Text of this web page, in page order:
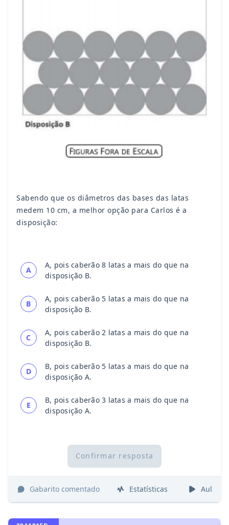
Sabendo que os diâmetros das bases das latas
medem 10 cm, a melhor opção para Carlos é a
disposição:
A
A, pois caberão 8 latas a mais do que na
disposição B.
B
A, pois caberão 5 latas a mais do que na
disposição B.
C
A, pois caberão 2 latas a mais do que na
disposição B.
D
B, pois caberão 5 latas a mais do que na
disposição A.
E
B, pois caberão 3 latas a mais do que na
disposição A.
Confirmar resposta
Gabarito comentado Estatísticas Aulas